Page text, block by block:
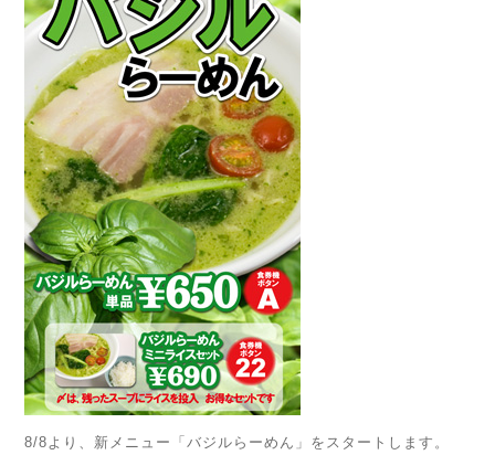
8/8より、新メニュー「バジルらーめん」をスタートします。